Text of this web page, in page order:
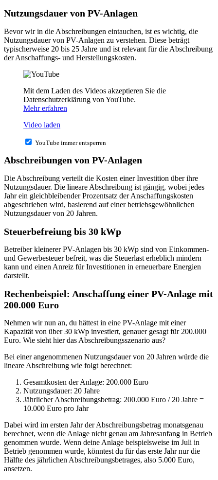
Nutzungsdauer von PV-Anlagen
Bevor wir in die Abschreibungen eintauchen, ist es wichtig, die
Nutzungsdauer von PV-Anlagen zu verstehen. Diese beträgt
typischerweise 20 bis 25 Jahre und ist relevant für die Abschreibung
der Anschaffungs- und Herstellungskosten.
Mit dem Laden des Videos akzeptieren Sie die
Datenschutzerklärung von YouTube.
Mehr erfahren
Video laden
YouTube immer entsperren
Abschreibungen von PV-Anlagen
Die Abschreibung verteilt die Kosten einer Investition über ihre
Nutzungsdauer. Die lineare Abschreibung ist gängig, wobei jedes
Jahr ein gleichbleibender Prozentsatz der Anschaffungskosten
abgeschrieben wird, basierend auf einer betriebsgewöhnlichen
Nutzungsdauer von 20 Jahren.
Steuerbefreiung bis 30 kWp
Betreiber kleinerer PV-Anlagen bis 30 kWp sind von Einkommen-
und Gewerbesteuer befreit, was die Steuerlast erheblich mindern
kann und einen Anreiz für Investitionen in erneuerbare Energien
darstellt.
Rechenbeispiel: Anschaffung einer PV-Anlage mit
200.000 Euro
Nehmen wir nun an, du hättest in eine PV-Anlage mit einer
Kapazität von über 30 kWp investiert, genauer gesagt für 200.000
Euro. Wie sieht hier das Abschreibungsszenario aus?
Bei einer angenommenen Nutzungsdauer von 20 Jahren würde die
lineare Abschreibung wie folgt berechnet:
Gesamtkosten der Anlage: 200.000 Euro
Nutzungsdauer: 20 Jahre
Jährlicher Abschreibungsbetrag: 200.000 Euro / 20 Jahre =
10.000 Euro pro Jahr
Dabei wird im ersten Jahr der Abschreibungsbetrag monatsgenau
berechnet, wenn die Anlage nicht genau am Jahresanfang in Betrieb
genommen wurde. Wenn deine Anlage beispielsweise im Juli in
Betrieb genommen wurde, könntest du für das erste Jahr nur die
Hälfte des jährlichen Abschreibungsbetrages, also 5.000 Euro,
ansetzen.